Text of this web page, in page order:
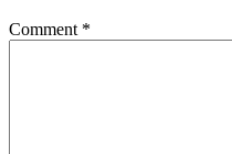
Comment *